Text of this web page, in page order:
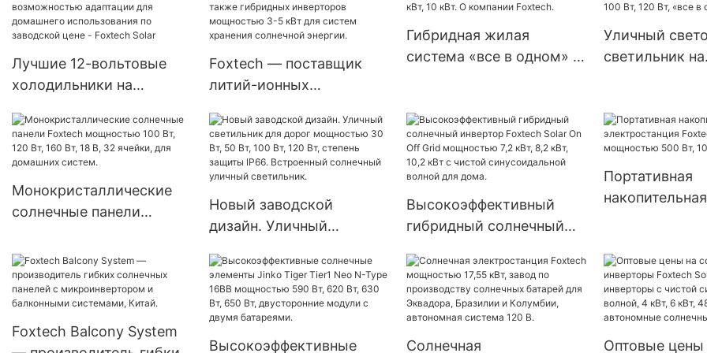
изготовленных методом
полуразрезания.
Solar
домашней
системы.
Лучшие 12-вольтовые
холодильники на
солнечным
аккумулятором и
возможностью
адаптации для
домашнего
заводской цене - Foxtech
Solar
Foxtech — поставщик
литий-ионных
для сетевого и
автономного
использования, а также
мощностью 3-5 кВт для
систем хранения
солнечной энергии.
Гибридная жилая
система «все в одном» с
CATL мощностью 3 кВт,
5 кВт, 10 кВт. О компании
Foxtech.
Уличный
светильник на
сверхъяркий,
Вт, 80E, 100
Монокристаллические
солнечные панели
Вт, 120 Вт, 160 Вт, 18 В, 32
ячейки, для домашних
систем.
Новый заводской
дизайн. Уличный
мощностью 30 Вт, 50 Вт,
100 Вт, 120 Вт, степень
защиты IP66.
Высокоэффективный
гибридный солнечный
On Off Grid мощностью
7,2 кВт, 8,2 кВт, 10,2 кВт с
чистой синусоидальной
Портативная
накопительная
500 Вт, 1000
Foxtech Balcony System
Высокоэффективные
Солнечная
Оптовые цены